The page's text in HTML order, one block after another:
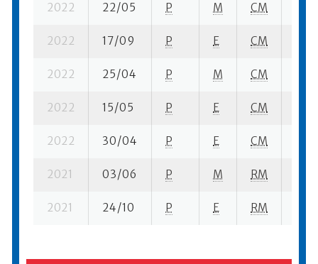
2022 22/05 P M CM
2022 17/09 P E CM
2022 25/04 P M CM
2022 15/05 P E CM
2022 30/04 P E CM
2021 03/06 P M RM
2021 24/10 P E RM